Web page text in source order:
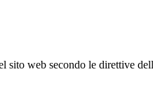
sito web secondo le direttive